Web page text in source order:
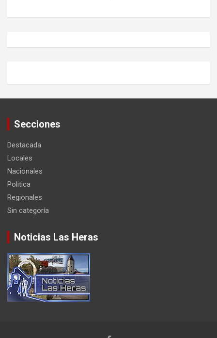
Secciones
Destacada
Locales
Nacionales
Politica
Regionales
Sin categoría
Noticias Las Heras